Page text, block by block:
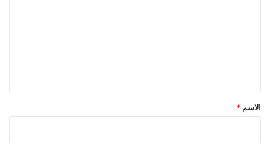
*
الاسم *